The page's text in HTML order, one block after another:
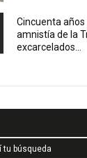
Cincuenta
amnistía de la
excarcelados...
tu búsqueda